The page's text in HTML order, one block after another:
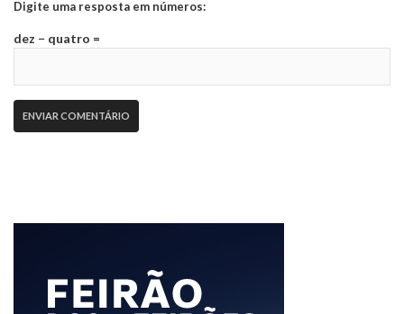
Digite uma resposta em números:
dez − quatro =